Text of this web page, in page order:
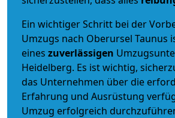
Ein wichtiger Schritt bei der
Umzugs nach Oberursel Taunus
eines zuverlässigen
Heidelberg. Es ist wichtig,
das Unternehmen über die
Erfahrung und Ausrüstung
Umzug erfolgreich